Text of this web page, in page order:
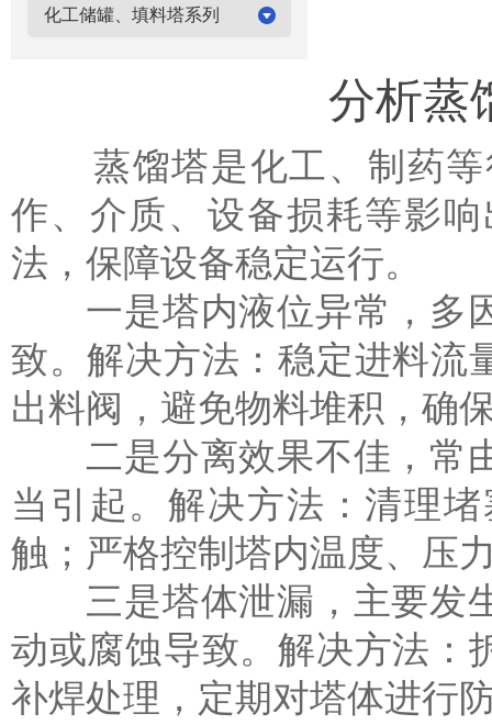
化工储罐、填料塔系列
分析蒸
蒸馏塔是化工、制药等
作、介质、设备损耗等影
法，保障设备稳定运行。
一是塔内液位异常，多因
致。解决方法：稳定进料流
出料阀，避免物料堆积，确
二是分离效果不佳，常由
当引起。解决方法：清理
触；严格控制塔内温度、压
三是塔体泄漏，主要发生
动或腐蚀导致。解决方法：
补焊处理，定期对塔体进行